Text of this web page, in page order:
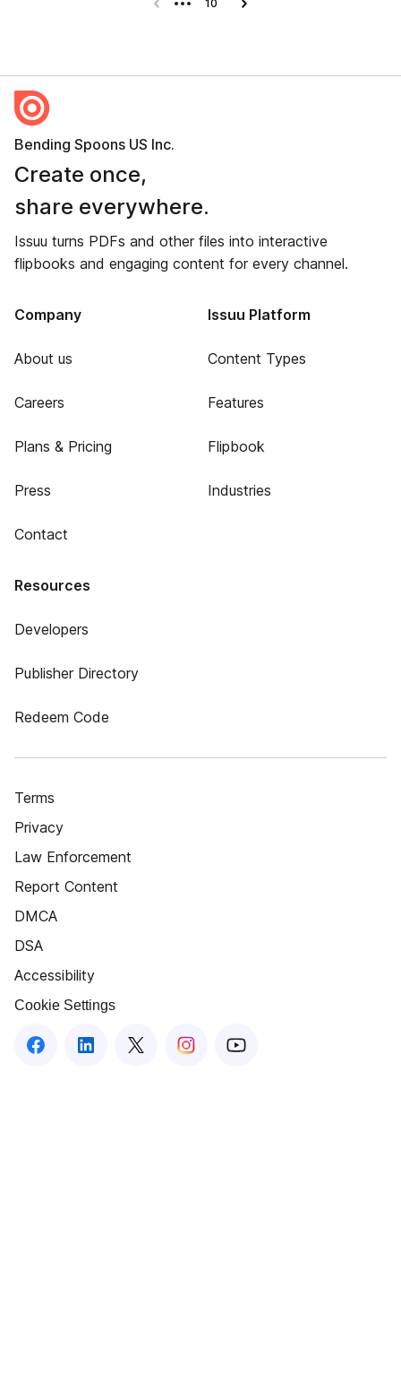
Previous page
10 Next page
Bending Spoons US Inc.
Create once,
share everywhere.
Issuu turns PDFs and other files into interactive
flipbooks and engaging content for every channel.
Company
About us
Careers
Plans & Pricing
Press
Contact
Issuu Platform
Content Types
Features
Flipbook
Industries
Resources
Developers
Publisher Directory
Redeem Code
Terms
Privacy
Law Enforcement
Report Content
DMCA
DSA
Accessibility
Cookie Settings